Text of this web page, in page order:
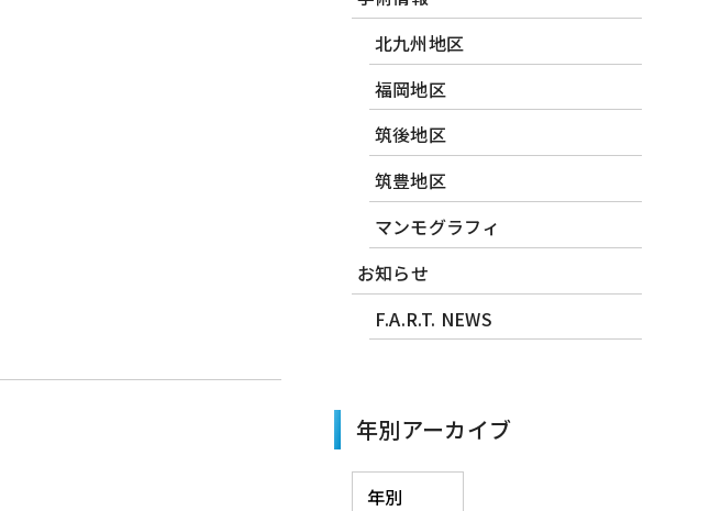
北九州地区
福岡地区
筑後地区
筑豊地区
マンモグラフィ
お知らせ
F.A.R.T. NEWS
年別アーカイブ